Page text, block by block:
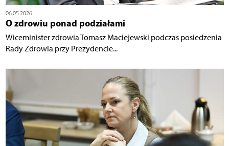
06.05.2026
O zdrowiu ponad podziałami
Wiceminister zdrowia Tomasz Maciejewski podczas posiedzenia
Rady Zdrowia przy Prezydencie...